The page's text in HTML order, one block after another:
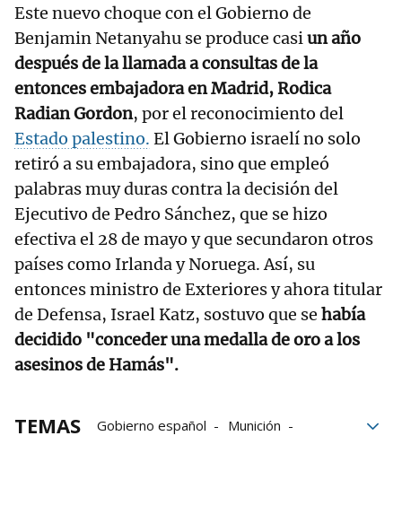
Este nuevo choque con el Gobierno de
Benjamin Netanyahu se produce casiun año
después de la llamada a consultas de la
entonces embajadora en Madrid, Rodica
Radian Gordon, por el reconocimiento del
Estado palestino. El Gobierno israelí no solo
retiró a su embajadora, sino que empleó
palabras muy duras contra la decisión del
Ejecutivo de Pedro Sánchez, que se hizo
efectiva el 28 de mayo y que secundaron otros
países como Irlanda y Noruega. Así, su
entonces ministro de Exteriores y ahora titular
de Defensa, Israel Katz, sostuvo que se había
decidido "conceder una medalla de oro a los
asesinos de Hamás".
TEMAS Gobierno español
Munición